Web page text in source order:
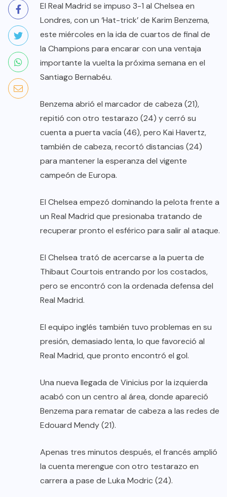
El Real Madrid se impuso 3-1 al Chelsea en
Londres, con un ‘Hat-trick’ de Karim Benzema,
este miércoles en la ida de cuartos de final de
la Champions para encarar con una ventaja
importante la vuelta la próxima semana en el
Santiago Bernabéu.
Benzema abrió el marcador de cabeza (21),
repitió con otro testarazo (24) y cerró su
cuenta a puerta vacía (46), pero Kai Havertz,
también de cabeza, recortó distancias (24)
para mantener la esperanza del vigente
campeón de Europa.
El Chelsea empezó dominando la pelota frente a
un Real Madrid que presionaba tratando de
recuperar pronto el esférico para salir al ataque.
El Chelsea trató de acercarse a la puerta de
Thibaut Courtois entrando por los costados,
pero se encontró con la ordenada defensa del
Real Madrid.
El equipo inglés también tuvo problemas en su
presión, demasiado lenta, lo que favoreció al
Real Madrid, que pronto encontró el gol.
Una nueva llegada de Vinicius por la izquierda
acabó con un centro al área, donde apareció
Benzema para rematar de cabeza a las redes de
Edouard Mendy (21).
Apenas tres minutos después, el francés amplió
la cuenta merengue con otro testarazo en
carrera a pase de Luka Modric (24).